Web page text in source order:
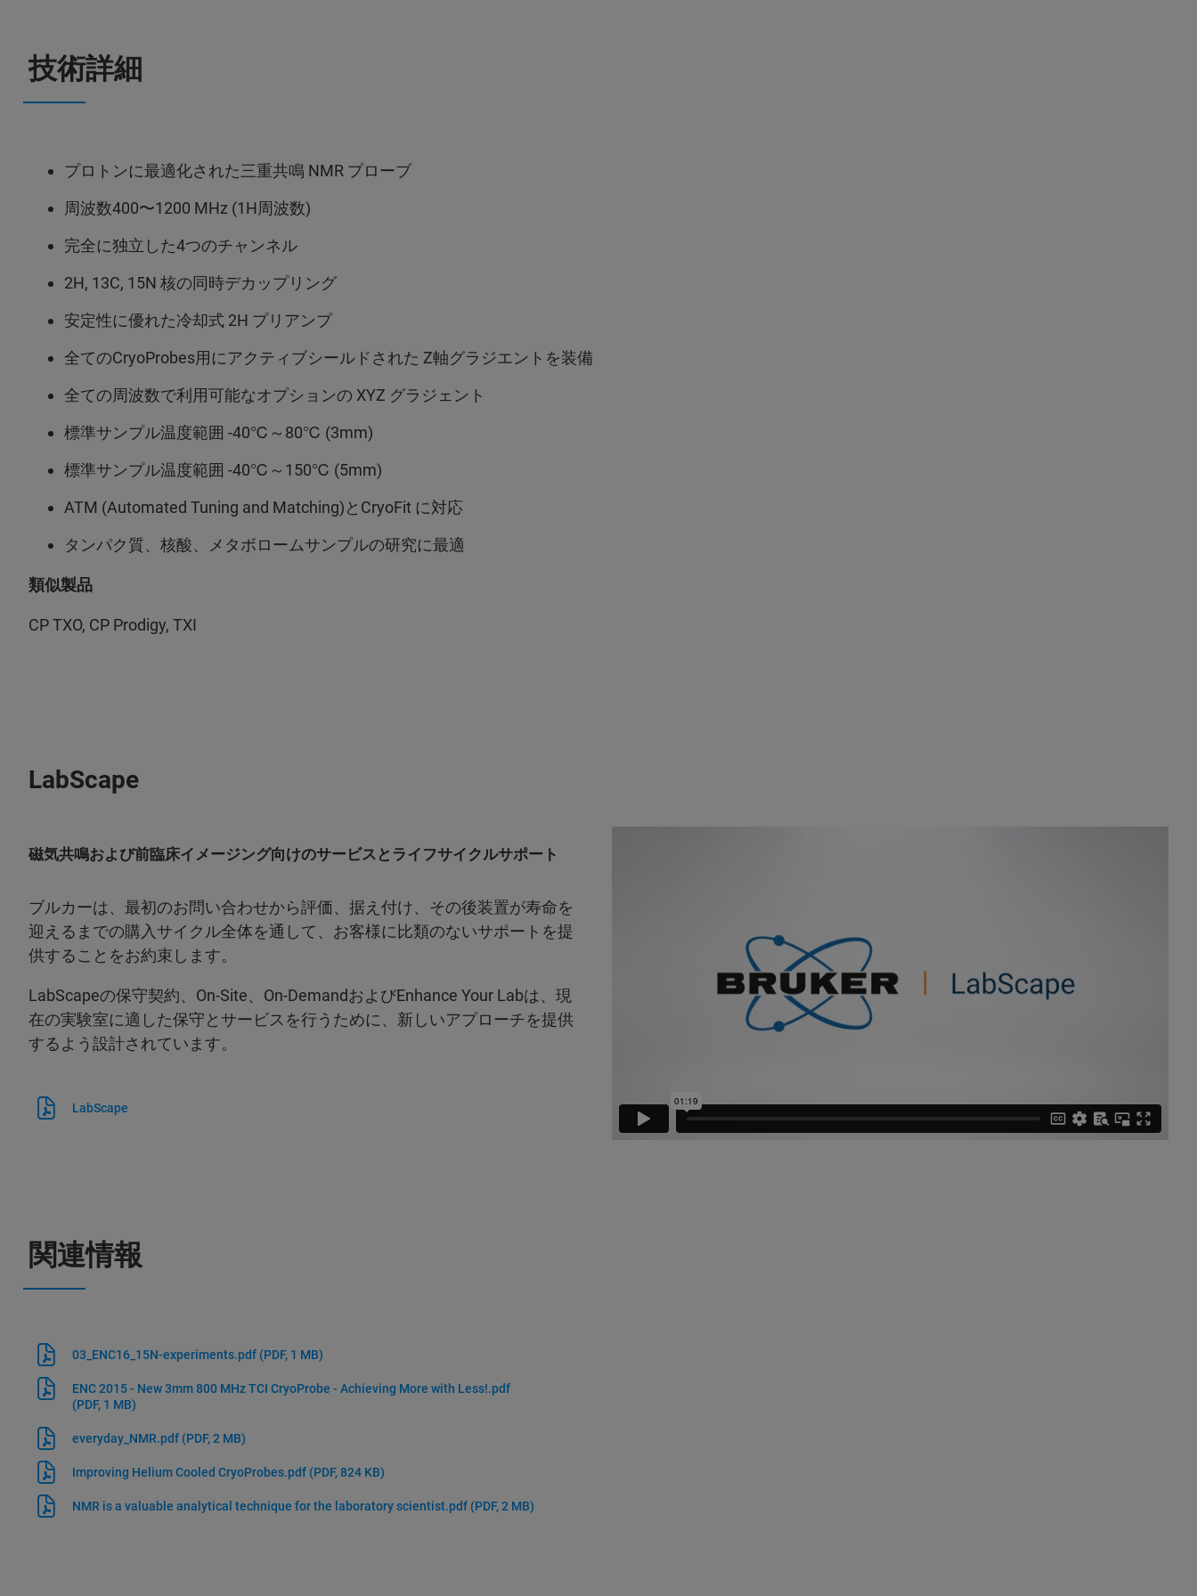
技術詳細
プロトンに最適化された三重共鳴 NMR プローブ
周波数400〜1200 MHz (1H周波数)
完全に独立した4つのチャンネル
2H, 13C, 15N 核の同時デカップリング
安定性に優れた冷却式 2H プリアンプ
全てのCryoProbes用にアクティブシールドされた Z軸グラジエントを装備
全ての周波数で利用可能なオプションの XYZ グラジェント
標準サンプル温度範囲 -40℃～80℃ (3mm)
標準サンプル温度範囲 -40℃～150℃ (5mm)
ATM (Automated Tuning and Matching)とCryoFit に対応
タンパク質、核酸、メタボロームサンプルの研究に最適
類似製品
CP TXO, CP Prodigy, TXI
LabScape
磁気共鳴および前臨床イメージング向けのサービスとライフサイクルサポート
ブルカーは、最初のお問い合わせから評価、据え付け、その後装置が寿命を
迎えるまでの購入サイクル全体を通して、お客様に比類のないサポートを提
供することをお約束します。
LabScapeの保守契約、On-Site、On-DemandおよびEnhance Your Labは、現
在の実験室に適した保守とサービスを行うために、新しいアプローチを提供
するよう設計されています。
LabScape
関連情報
03_ENC16_15N-experiments.pdf (PDF, 1 MB)
ENC 2015 - New 3mm 800 MHz TCI CryoProbe - Achieving More with Less!.pdf
(PDF, 1 MB)
everyday_NMR.pdf (PDF, 2 MB)
Improving Helium Cooled CryoProbes.pdf (PDF, 824 KB)
NMR is a valuable analytical technique for the laboratory scientist.pdf (PDF, 2 MB)